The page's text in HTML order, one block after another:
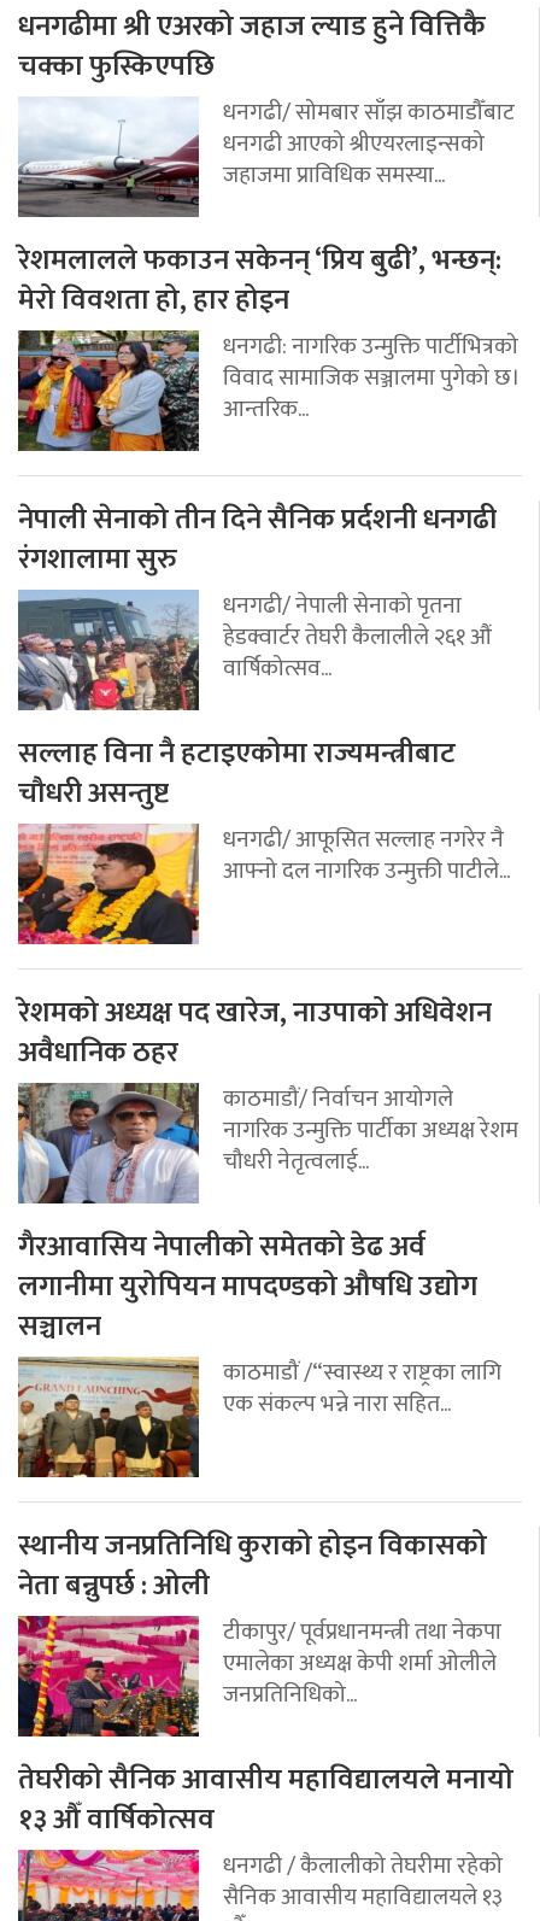
धनगढीमा श्री एअरको जहाज ल्याड हुने वित्तिकै
चक्का फुस्किएपछि
धनगढी/ सोमबार साँझ काठमाडौँबाट
धनगढी आएको श्रीएयरलाइन्सको
जहाजमा प्राविधिक समस्या...
रेशमलालले फकाउन सकेनन् ‘प्रिय बुढी’, भन्छन्:
मेरो विवशता हो, हार होइन
धनगढी: नागरिक उन्मुक्ति पार्टीभित्रको
विवाद सामाजिक सञ्जालमा पुगेको छ।
आन्तरिक...
नेपाली सेनाको तीन दिने सैनिक प्रर्दशनी धनगढी
रंगशालामा सुरु
धनगढी/ नेपाली सेनाको पृतना
हेडक्वार्टर तेघरी कैलालीले २६१ औं
वार्षिकोत्सव...
सल्लाह विना नै हटाइएकोमा राज्यमन्त्रीबाट
चौधरी असन्तुष्ट
धनगढी/ आफूसित सल्लाह नगरेर नै
आफ्नो दल नागरिक उन्मुक्ती पाटीले...
रेशमको अध्यक्ष पद खारेज, नाउपाको अधिवेशन
अवैधानिक ठहर
काठमाडौं/ निर्वाचन आयोगले
नागरिक उन्मुक्ति पार्टीका अध्यक्ष रेशम
चौधरी नेतृत्वलाई...
गैरआवासिय नेपालीको समेतको डेढ अर्व
लगानीमा युरोपियन मापदण्डको औषधि उद्योग
सञ्चालन
काठमाडौं /“स्वास्थ्य र राष्ट्रका लागि
एक संकल्प भन्ने नारा सहित...
स्थानीय जनप्रतिनिधि कुराको होइन विकासको
नेता बन्नुपर्छ : ओली
टीकापुर/ पूर्वप्रधानमन्त्री तथा नेकपा
एमालेका अध्यक्ष केपी शर्मा ओलीले
जनप्रतिनिधिको...
तेघरीको सैनिक आवासीय महाविद्यालयले मनायो
१३ औँ वार्षिकोत्सव
धनगढी / कैलालीको तेघरीमा रहेको
सैनिक आवासीय महाविद्यालयले १३